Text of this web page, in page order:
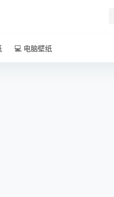
💻 电脑壁纸